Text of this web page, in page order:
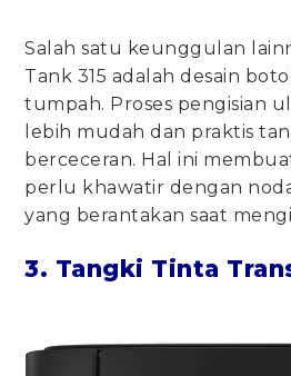
Salah satu keunggulan
Tank 315 adalah desain
tumpah. Proses pengisian
lebih mudah dan praktis
berceceran. Hal ini
perlu khawatir dengan
yang berantakan saat
3. Tangki Tinta